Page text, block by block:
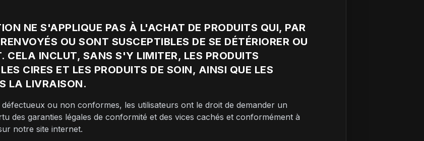
NE S'APPLIQUE PAS À L'ACHAT DE PRODUITS QUI, PAR
OU SONT SUSCEPTIBLES DE SE DÉTÉRIORER OU
CELA INCLUT, SANS S'Y LIMITER, LES PRODUITS
CIRES ET LES PRODUITS DE SOIN, AINSI QUE LES
LA LIVRAISON.
ou non conformes, les utilisateurs ont le droit de demander un
des garanties légales de conformité et des vices cachés et conformément à
notre site internet.